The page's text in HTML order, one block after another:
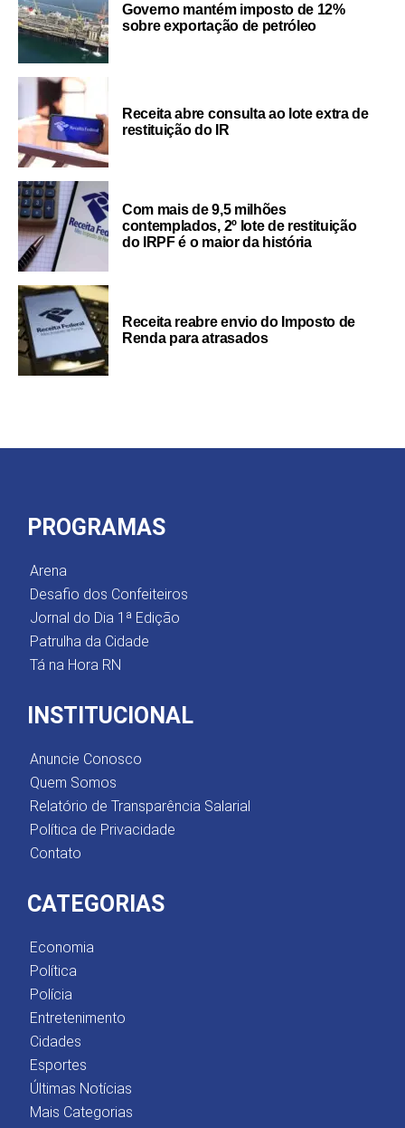
Governo mantém imposto de 12%
sobre exportação de petróleo
Receita abre consulta ao lote extra de
restituição do IR
Com mais de 9,5 milhões
contemplados, 2º lote de restituição
do IRPF é o maior da história
Receita reabre envio do Imposto de
Renda para atrasados
PROGRAMAS
Arena
Desafio dos Confeiteiros
Jornal do Dia 1ª Edição
Patrulha da Cidade
Tá na Hora RN
INSTITUCIONAL
Anuncie Conosco
Quem Somos
Relatório de Transparência Salarial
Política de Privacidade
Contato
CATEGORIAS
Economia
Política
Polícia
Entretenimento
Cidades
Esportes
Últimas Notícias
Mais Categorias